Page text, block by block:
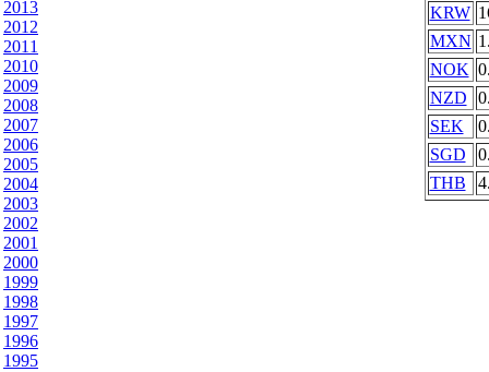
2013
2012
2011
2010
2009
2008
2007
2006
2005
2004
2003
2002
2001
2000
1999
1998
1997
1996
1995
KRW
MXN
NOK
NZD
SEK
SGD
THB